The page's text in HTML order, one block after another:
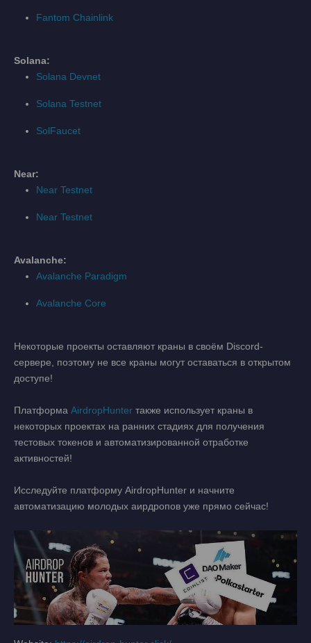
Fantom Chainlink
Solana:
Solana Devnet
Solana Testnet
SolFaucet
Near:
Near Testnet
Near Testnet
Avalanche:
Avalanche Paradigm
Avalanche Core
Некоторые проекты оставляют краны в своём Discord-
сервере, поэтому не все краны могут оставаться в открытом
доступе!
Платформа AirdropHunter также использует краны в
некоторых проектах на ранних стадиях для получения
тестовых токенов и автоматизированной отработке
активностей!
Исследуйте платформу AirdropHunter и начните
автоматизацию молодых аирдропов уже прямо сейчас!